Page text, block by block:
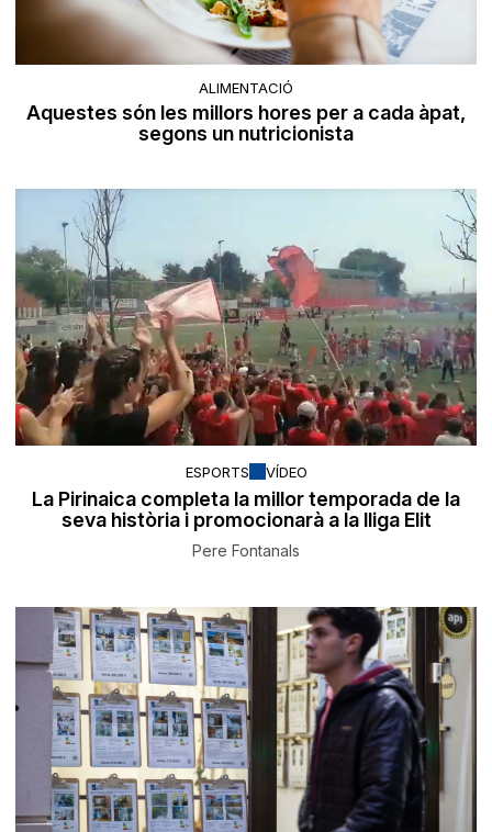
ALIMENTACIÓ
Aquestes són les millors hores per a cada àpat,
segons un nutricionista
ESPORTS VÍDEO
La Pirinaica completa la millor temporada de la
seva història i promocionarà a la lliga Elit
Pere Fontanals